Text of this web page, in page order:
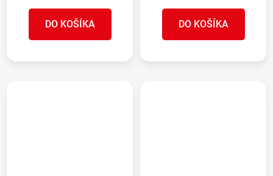
DO KOŠÍKA DO KOŠÍKA